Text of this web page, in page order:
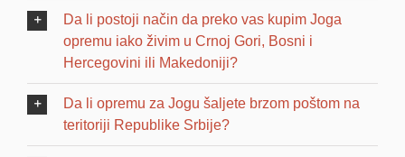
Da li postoji način da preko vas kupim Joga
opremu iako živim u Crnoj Gori, Bosni i
Hercegovini ili Makedoniji?
Da li opremu za Jogu šaljete brzom poštom na
teritoriji Republike Srbije?